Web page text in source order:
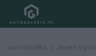
autoGALERIA